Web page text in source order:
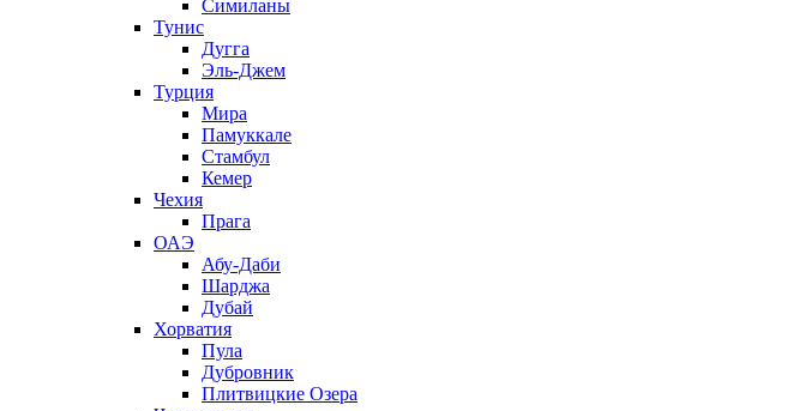
Симиланы
Тунис
Дугга
Эль-Джем
Турция
Мира
Памуккале
Стамбул
Кемер
Чехия
Прага
ОАЭ
Абу-Даби
Шарджа
Дубай
Хорватия
Пула
Дубровник
Плитвицкие Озера